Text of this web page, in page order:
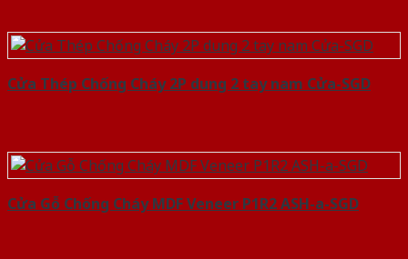
Cửa Thép Chống Cháy 2P dung 2 tay nam Cửa-SGD
Cửa Gỗ Chống Cháy MDF Veneer P1R2 ASH-a-SGD